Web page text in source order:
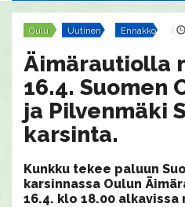
Oulu Uutinen Ennakko |
Äimärautiolla
16.4. Suomen
ja Pilvenmäki
karsinta.
Kunkku tekee paluun
karsinnassa Oulun
16.4. klo 18.00 alkavissa